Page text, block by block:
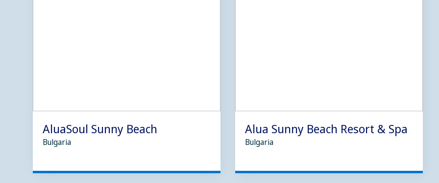
AluaSoul Sunny Beach
Bulgaria
Alua Sunny Beach Resort & Spa
Bulgaria